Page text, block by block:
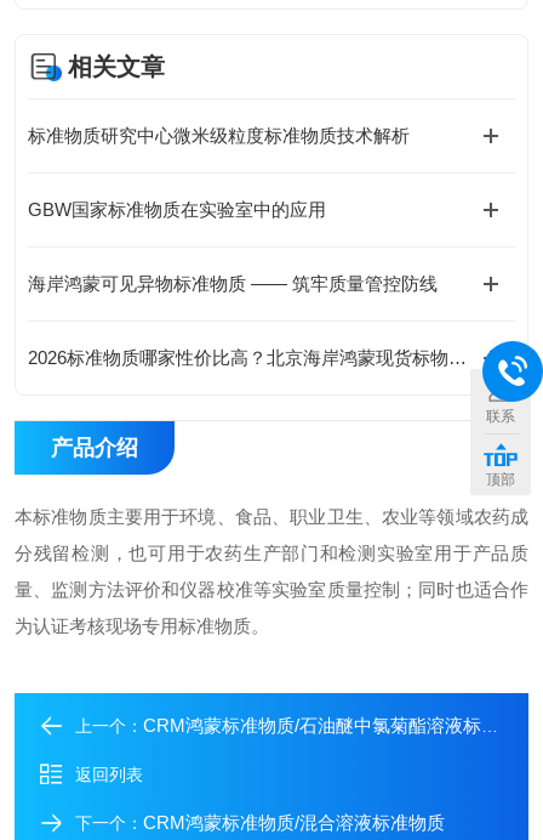
相关文章
标准物质研究中心微米级粒度标准物质技术解析
GBW国家标准物质在实验室中的应用
海岸鸿蒙可见异物标准物质 —— 筑牢质量管控防线
2026标准物质哪家性价比高？北京海岸鸿蒙现货标物价格合理有优惠
产品介绍
本标准物质主要用于环境、食品、职业卫生、农业等领域农药成
分残留检测，也可用于农药生产部门和检测实验室用于产品质
量、监测方法评价和仪器校准等实验室质量控制；同时也适合作
为认证考核现场专用标准物质。
上一个： CRM鸿蒙标准物质/石油醚中氯菊酯溶液标准物质100μg/mL1mL
返回列表
下一个： CRM鸿蒙标准物质/混合溶液标准物质
联系
顶部